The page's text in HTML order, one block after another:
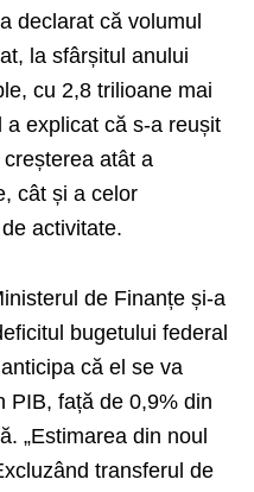
declarat că volumul
la sfârșitul anului
cu 2,8 trilioane mai
explicat că s-a reușit
atât a
cât și a celor
activitate.
de Finanțe și-a
bugetului federal
că el se va
PIB, față de 0,9% din
„Estimarea din noul
transferul de